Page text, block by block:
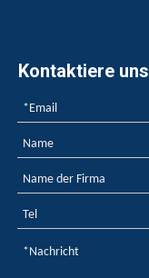
Kontaktiere uns